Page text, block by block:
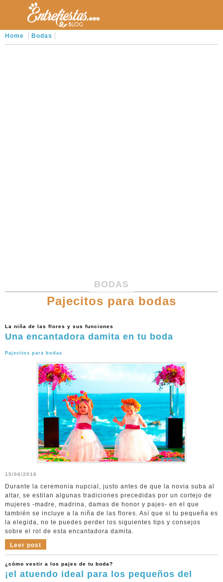
Home Bodas
BODAS
Pajecitos para bodas
La niña de las flores y sus funciones
Una encantadora damita en tu boda
Pajecitos para bodas
15/06/2016
Durante la ceremonia nupcial, justo antes de que la novia suba al
altar, se estilan algunas tradiciones precedidas por un cortejo de
mujeres -madre, madrina, damas de honor y pajes- en el que
también se incluye a la niña de las flores. Así que si tu pequeña es
la elegida, no te puedes perder los siguientes tips y consejos
sobre el rol de esta encantadora damita.
Leer post
¿cómo vestir a los pajes de tu boda?
¡el atuendo ideal para los pequeños del